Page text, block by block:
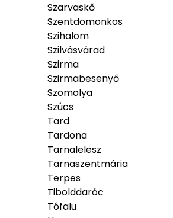
Szarvaskő
Szentdomonkos
Szihalom
Szilvásvárad
Szirma
Szirmabesenyő
Szomolya
Szúcs
Tard
Tardona
Tarnalelesz
Tarnaszentmária
Terpes
Tibolddaróc
Tófalu